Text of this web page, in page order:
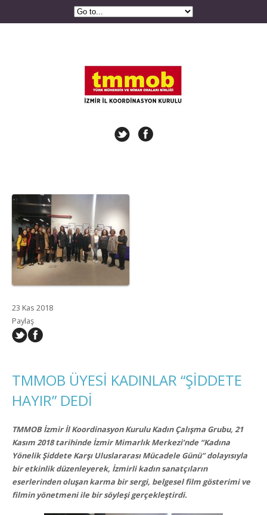
23 Kas 2018
Paylaş
TMMOB ÜYESİ KADINLAR “ŞİDDETE
HAYIR” DEDİ
TMMOB İzmir İl Koordinasyon Kurulu Kadın Çalışma Grubu, 21
Kasım 2018 tarihinde İzmir Mimarlık Merkezi’nde “Kadına
Yönelik Şiddete Karşı Uluslararası Mücadele Günü” dolayısıyla
bir etkinlik düzenleyerek, İzmirli kadın sanatçıların
eserlerinden oluşan karma bir sergi, belgesel film gösterimi ve
filmin yönetmeni ile bir söyleşi gerçekleştirdi.